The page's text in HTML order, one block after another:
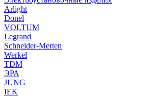
Arlight
Donel
VOLTUM
Legrand
Schneider-Merten
Werkel
TDM
ЭРА
JUNG
IEK